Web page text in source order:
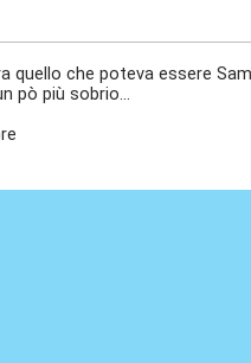
quello che poteva essere
pò più sobrio...